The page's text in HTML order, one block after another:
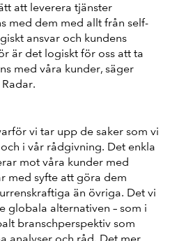
att leverera tjänster
med dem med allt från self-
ansvar och kundens
är det logiskt för oss att ta
med våra kunder, säger
vi tar upp de saker som vi
i vår rådgivning. Det enkla
mot våra kunder med
med syfte att göra dem
än övriga. Det vi
globala alternativen – som i
branschperspektiv som